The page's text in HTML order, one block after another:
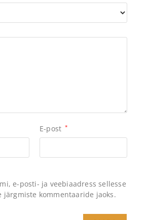
E-post *
e-posti- ja veebiaadress sellesse
järgmiste kommentaaride jaoks.